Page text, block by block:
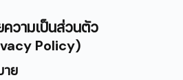
ความเป็นส่วนตัว
Policy)
าย